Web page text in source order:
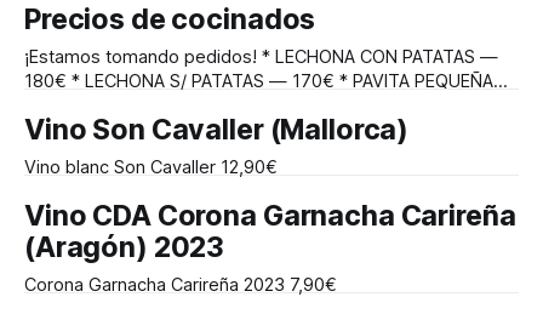
Precios de cocinados
¡Estamos tomando pedidos! * LECHONA CON PATATAS —
180€ * LECHONA S/ PATATAS — 170€ * PAVITA PEQUEÑA
PAVO 7/8 KG CON PATATAS — 90€ * PAVO 7/8 KG S/
PERSONAS) — 60€ * PIERNA DE CORDERO S/ PATATAS —
50€ * PATO
Vino Son Cavaller (Mallorca)
Vino blanc Son Cavaller 12,90€
Vino CDA Corona Garnacha Carireña
(Aragón) 2023
Corona Garnacha Carireña 2023 7,90€